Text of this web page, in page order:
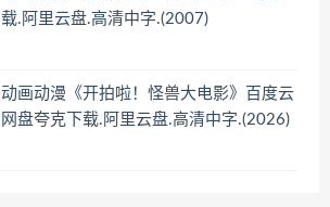
载.阿里云盘.高清中字.(2007)
动画动漫《开拍啦！怪兽大电影》百度云
网盘夸克下载.阿里云盘.高清中字.(2026)